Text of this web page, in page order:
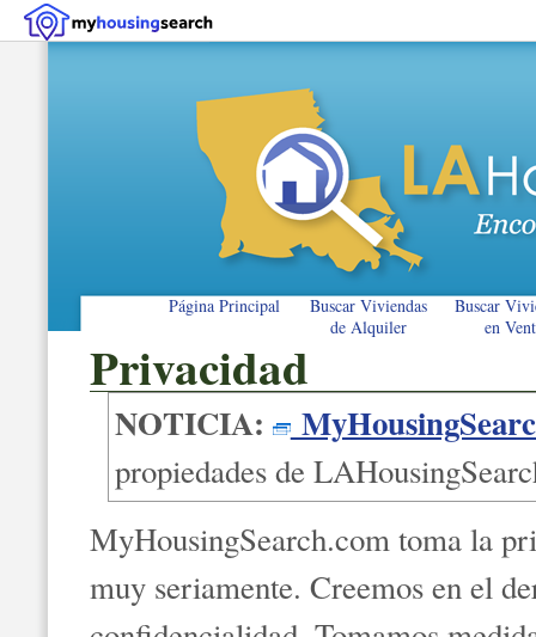
Página Principal
Buscar Viviendas
de Alquiler
Buscar
en
Privacidad
NOTICIA:
propiedades de
MyHousingSearch.com toma la
muy seriamente. Creemos en el